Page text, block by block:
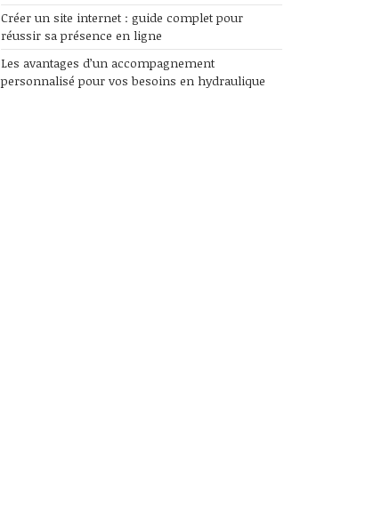
Créer un site internet : guide complet pour
réussir sa présence en ligne
Les avantages d’un accompagnement
personnalisé pour vos besoins en hydraulique